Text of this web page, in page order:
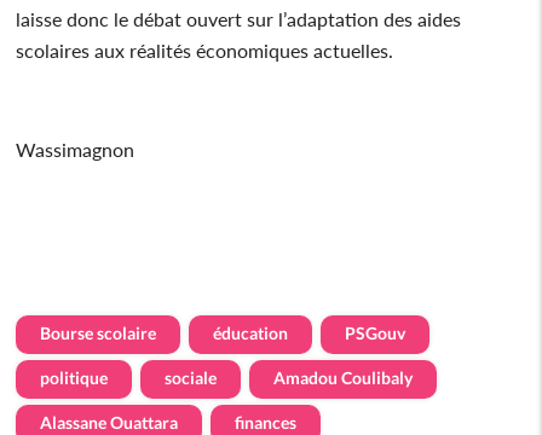
laisse donc le débat ouvert sur l’adaptation des aides
scolaires aux réalités économiques actuelles.
Wassimagnon
Bourse scolaire éducation PSGouv
politique sociale Amadou Coulibaly
Alassane Ouattara finances